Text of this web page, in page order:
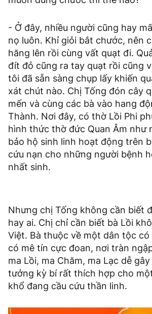
- Ở đây, nhiều người cũng hay
nọ luôn. Khỉ giỏi bắt chước, nên
hăng lên rồi cùng vất quạt đi.
đít đỏ cũng ra tay quạt rồi cũng
tôi đã sẵn sàng chụp lấy khiến
xát chút nào. Chị Tống đón cây
mến và cùng các bà vào hang
Thành. Nơi đây, có thờ Lồi Phi
hình thức thờ đức Quan Âm như
bảo hộ sinh linh hoạt động trên
cứu nạn cho những người bệnh
nhất sinh.
Nhưng chị Tống không cần biết
hay ai. Chị chỉ cần biết bà Lồi
Việt. Bà thuộc về một dân tộc có
có mê tín cực đoan, nơi tràn
ma Lồi, ma Chăm, ma Lạc dễ
tưởng kỳ bí rất thích hợp cho
khổ đang cầu cứu thần linh.